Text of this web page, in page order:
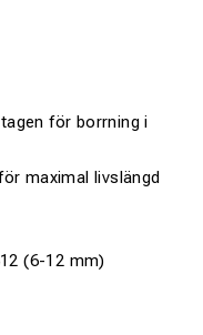
för borrning i
maximal livslängd
(6-12 mm)